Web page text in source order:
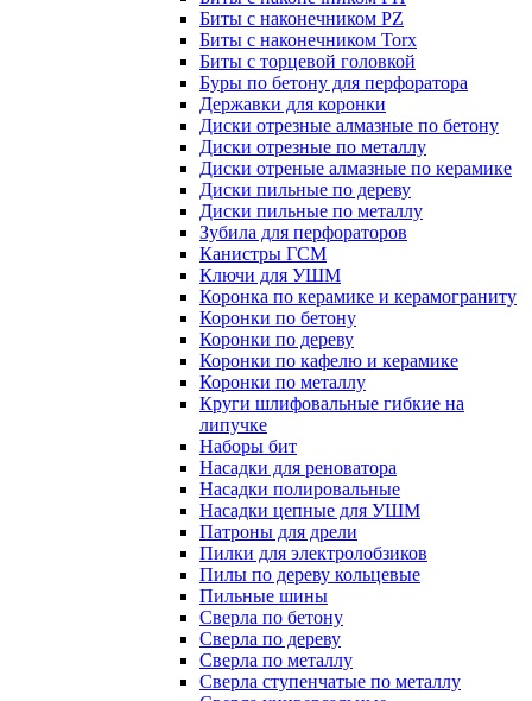
Биты с наконечником PZ
Биты с наконечником Torx
Биты с торцевой головкой
Буры по бетону для перфоратора
Державки для коронки
Диски отрезные алмазные по бетону
Диски отрезные по металлу
Диски отреные алмазные по керамике
Диски пильные по дереву
Диски пильные по металлу
Зубила для перфораторов
Канистры ГСМ
Ключи для УШМ
Коронка по керамике и керамограниту
Коронки по бетону
Коронки по дереву
Коронки по кафелю и керамике
Коронки по металлу
Круги шлифовальные гибкие на
липучке
Наборы бит
Насадки для реноватора
Насадки полировальные
Насадки цепные для УШМ
Патроны для дрели
Пилки для электролобзиков
Пилы по дереву кольцевые
Пильные шины
Сверла по бетону
Сверла по дереву
Сверла по металлу
Сверла ступенчатые по металлу